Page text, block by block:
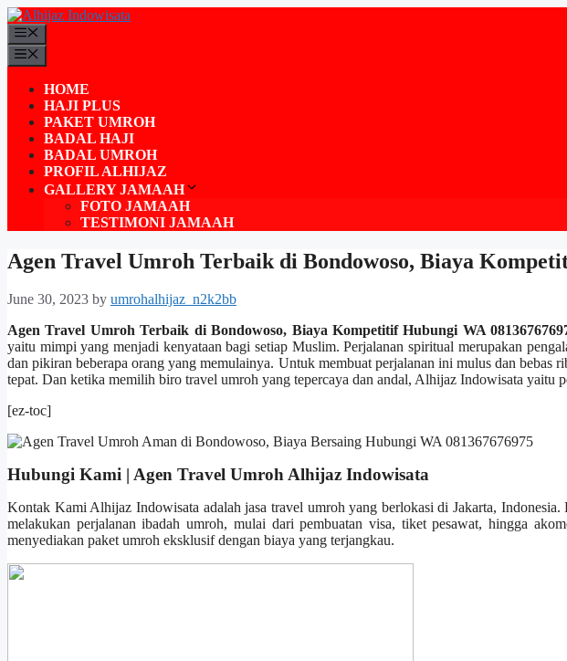
Skip
to
content
HOME
HAJI PLUS
PAKET UMROH
BADAL HAJI
BADAL UMROH
PROFIL ALHIJAZ
GALLERY JAMAAH
FOTO JAMAAH
TESTIMONI JAMAAH
Agen Travel Umroh Terbaik di Bondowoso, Biaya
June 30, 2023 by umrohalhijaz_n2k2bb
Agen Travel Umroh Terbaik di Bondowoso, Biaya Kompetitif Hubungi WA
yaitu mimpi yang menjadi kenyataan bagi setiap Muslim. Perjalanan spiritual merupakan
dan pikiran beberapa orang yang memulainya. Untuk membuat perjalanan ini mulus dan bebas
tepat. Dan ketika memilih biro travel umroh yang tepercaya dan andal, Alhijaz Indowisata yaitu
[ez-toc]
Hubungi Kami | Agen Travel Umroh Alhijaz Indowisata
Kontak Kami Alhijaz Indowisata adalah jasa travel umroh yang berlokasi di Jakarta,
melakukan perjalanan ibadah umroh, mulai dari pembuatan visa, tiket pesawat, hingga
menyediakan paket umroh eksklusif dengan biaya yang terjangkau.